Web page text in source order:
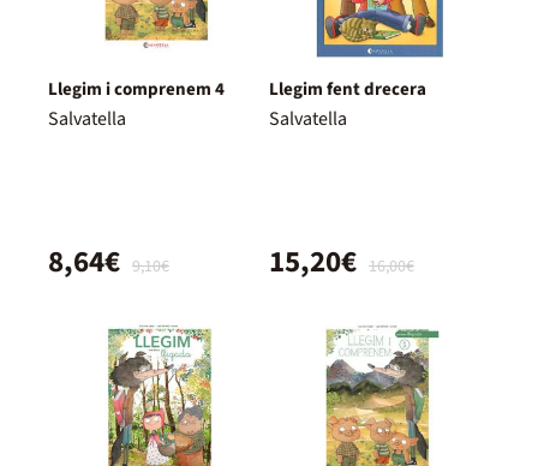
Llegim i comprenem 4
Salvatella
9,10€
8,64€
Llegim fent drecera
Salvatella
16,00€
15,20€